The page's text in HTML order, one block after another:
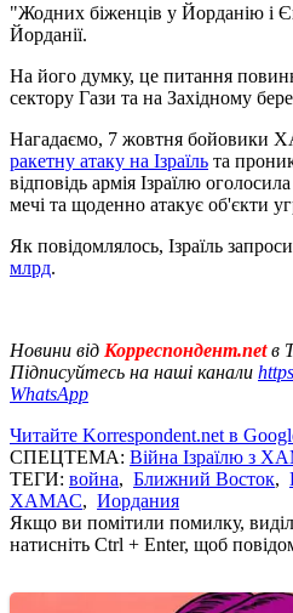
"Жодних біженців у Йорданію і
Йорданії.
На його думку, це питання
сектору Гази та на Західному
Нагадаємо, 7 жовтня бойовики
ракетну атаку на Ізраїль та
відповідь армія Ізраїлю
мечі та щоденно атакує об'єкти
Як повідомлялось, Ізраїль
млрд.
Новини від Корреспондент.netв
Підписуйтесь на наші канали
WhatsApp
Читайте Korrespondent.net в
СПЕЦТЕМА: Війна Ізраїлю з
ТЕГИ: война, Ближний Восток,
ХАМАС, Иордания
Якщо ви помітили помилку,
натисніть Ctrl + Enter, щоб